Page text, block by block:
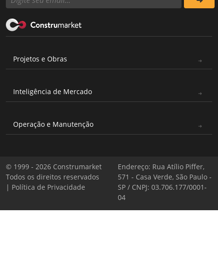
Projetos e Obras
Inteligência de Mercado
Operação e Manutenção
© 1999 - 2026 Construmarket
Todos os direitos reservados
| Política de Privacidade
Endereço: Rua Atílio Piffer,
571 - Casa Verde, São Paulo -
SP / CNPJ: 03.706.177/0001-
04